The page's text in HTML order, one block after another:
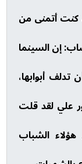
كنت أتمنى من
إن السينما
أبوابها،
علي لقد قلت
الشباب